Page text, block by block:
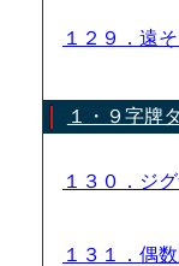
１２９．遠
１・９字牌
１３０．ジ
１３１．偶